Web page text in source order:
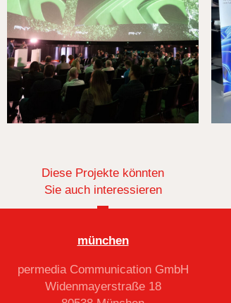
Diese Projekte könnten
Sie auch interessieren
münchen
permedia Communication GmbH
Widenmayerstraße 18